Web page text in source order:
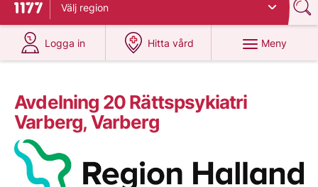
Till startsidan för 1177
Välj region
Logga in
på 1177.se
Hitta vård
på 1177.se
Meny
Avdelning 20 Rättspsykiatri
Varberg, Varberg